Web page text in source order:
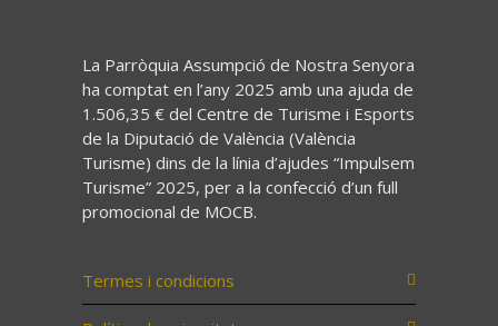
La Parròquia Assumpció de Nostra Senyora
ha comptat en l’any 2025 amb una ajuda de
1.506,35 € del Centre de Turisme i Esports
de la Diputació de València (València
Turisme) dins de la línia d’ajudes “Impulsem
Turisme” 2025, per a la confecció d’un full
promocional de MOCB.
Termes i condicions